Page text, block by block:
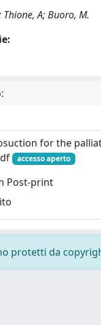
A; Buoro, M.
for the
accesso aperto
Post-print
protetti da